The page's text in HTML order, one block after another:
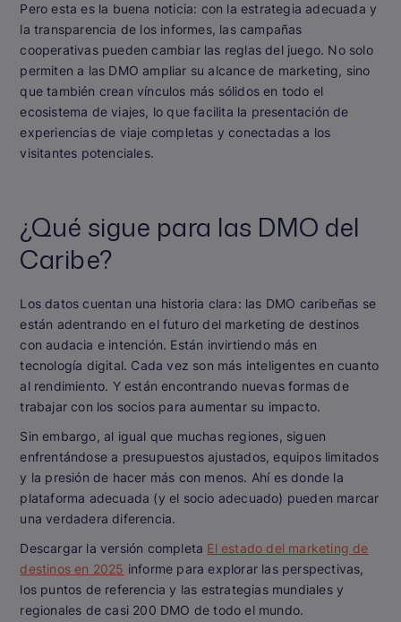
Pero esta es la buena noticia: con la estrategia adecuada y
la transparencia de los informes, las campañas
cooperativas pueden cambiar las reglas del juego. No solo
permiten a las DMO ampliar su alcance de marketing, sino
que también crean vínculos más sólidos en todo el
ecosistema de viajes, lo que facilita la presentación de
experiencias de viaje completas y conectadas a los
visitantes potenciales.
¿Qué sigue para las DMO del
Caribe?
Los datos cuentan una historia clara: las DMO caribeñas se
están adentrando en el futuro del marketing de destinos
con audacia e intención. Están invirtiendo más en
tecnología digital. Cada vez son más inteligentes en cuanto
al rendimiento. Y están encontrando nuevas formas de
trabajar con los socios para aumentar su impacto.
Sin embargo, al igual que muchas regiones, siguen
enfrentándose a presupuestos ajustados, equipos limitados
y la presión de hacer más con menos. Ahí es donde la
plataforma adecuada (y el socio adecuado) pueden marcar
una verdadera diferencia.
Descargar la versión completa El estado del marketing de
destinos en 2025 informe para explorar las perspectivas,
los puntos de referencia y las estrategias mundiales y
regionales de casi 200 DMO de todo el mundo.